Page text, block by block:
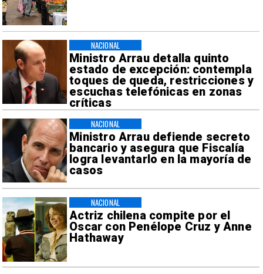
Ministro Arrau detalla quinto
estado de excepción: contempla
toques de queda, restricciones y
escuchas telefónicas en zonas
críticas
NACIONAL
Ministro Arrau defiende secreto
bancario y asegura que Fiscalía
logra levantarlo en la mayoría de
casos
NACIONAL
Actriz chilena compite por el
Oscar con Penélope Cruz y Anne
Hathaway
NACIONAL